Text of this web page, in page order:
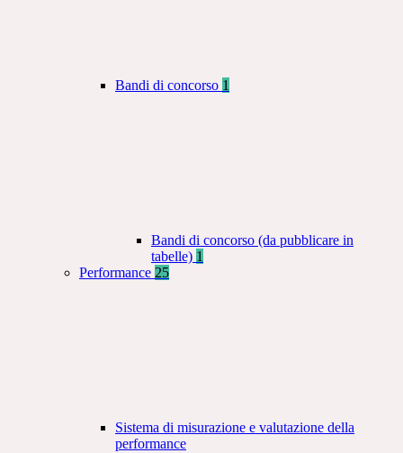
Bandi di concorso 1
Bandi di concorso (da pubblicare in
tabelle) 1
Performance 25
Sistema di misurazione e valutazione della
performance